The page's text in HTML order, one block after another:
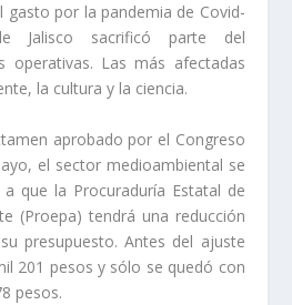
gasto por la pandemia de Covid-
Jalisco sacrificó parte del
operativas. Las más afectadas
la cultura y la ciencia.
aprobado por el Congreso
el sector medioambiental se
que la Procuraduría Estatal de
(Proepa) tendrá una reducción
presupuesto. Antes del ajuste
201 pesos y sólo se quedó con
pesos.